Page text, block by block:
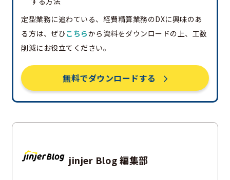
定型業務に追わている、経費精算業務のDXに興味のあ
る方は、ぜひこちらから資料をダウンロードの上、工数
削減にお役立てください。
無料でダウンロードする
jinjer Blog 編集部